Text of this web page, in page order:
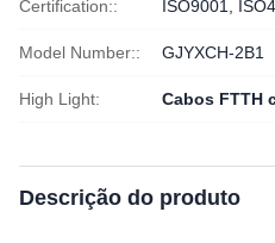
Certification:: ISO9001,
Model Number:: GJYXCH-2B1
High Light: Cabos FTTH
Descrição do produto